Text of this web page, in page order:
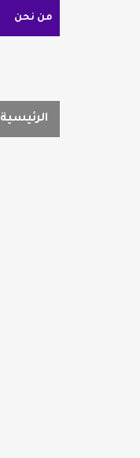
من نحن
الرئيسية